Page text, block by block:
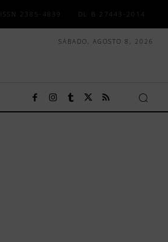
ISSN 2385-4839 DL B 27443-2014
SÁBADO, AGOSTO 8, 2026